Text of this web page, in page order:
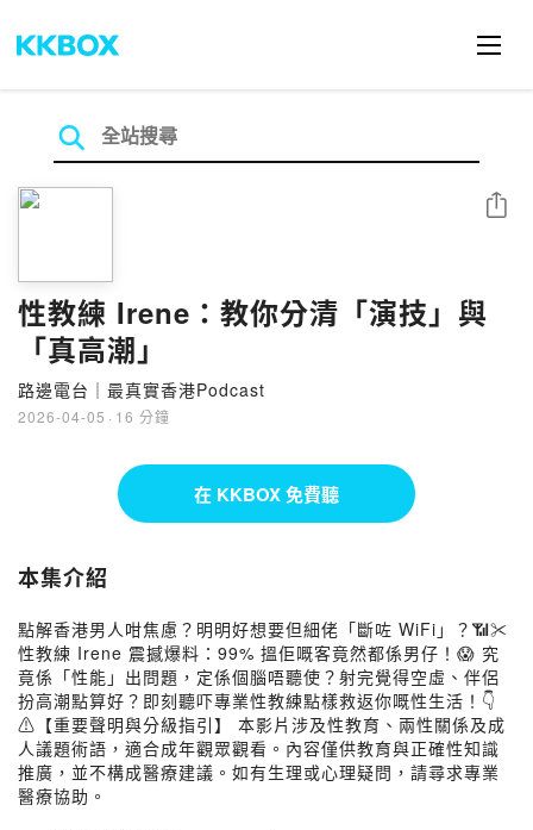
性教練 Irene：教你分清「演技」與
「真高潮」
路邊電台｜最真實香港Podcast
2026-04-05 · 16 分鐘
分享
在 KKBOX 免費聽
本集介紹
點解香港男人咁焦慮？明明好想要但細佬「斷咗 WiFi」？📶✂️
性教練 Irene 震撼爆料：99% 搵佢嘅客竟然都係男仔！😱 究
竟係「性能」出問題，定係個腦唔聽使？射完覺得空虛、伴侶
扮高潮點算好？即刻聽吓專業性教練點樣救返你嘅性生活！👇
⚠️【重要聲明與分級指引】 本影片涉及性教育、兩性關係及成
人議題術語，適合成年觀眾觀看。內容僅供教育與正確性知識
推廣，並不構成醫療建議。如有生理或心理疑問，請尋求專業
醫療協助。